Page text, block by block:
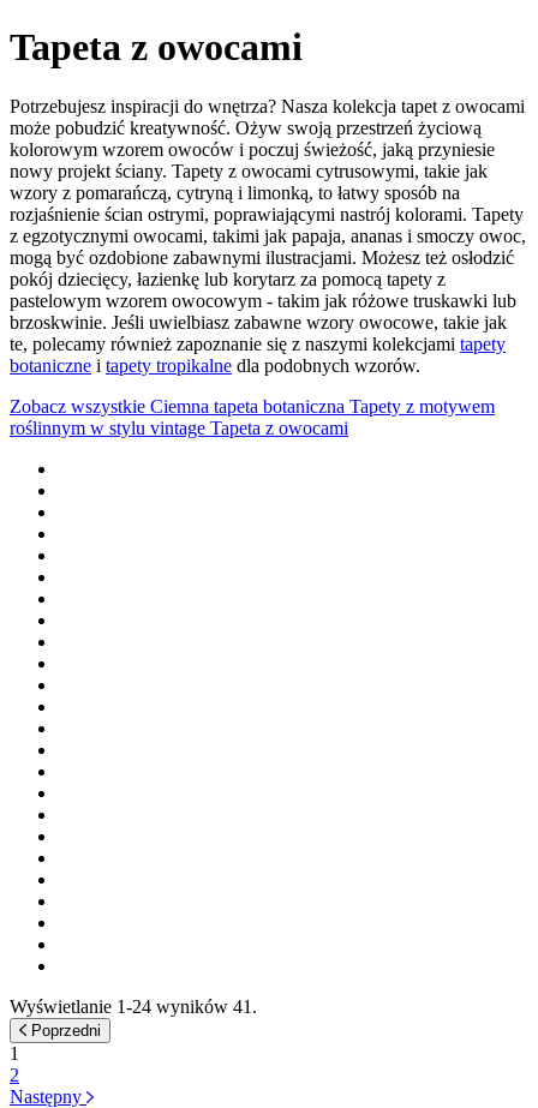
Tapeta z owocami
Potrzebujesz inspiracji do wnętrza? Nasza kolekcja tapet z owocami
może pobudzić kreatywność. Ożyw swoją przestrzeń życiową
kolorowym wzorem owoców i poczuj świeżość, jaką przyniesie
nowy projekt ściany. Tapety z owocami cytrusowymi, takie jak
wzory z pomarańczą, cytryną i limonką, to łatwy sposób na
rozjaśnienie ścian ostrymi, poprawiającymi nastrój kolorami. Tapety
z egzotycznymi owocami, takimi jak papaja, ananas i smoczy owoc,
mogą być ozdobione zabawnymi ilustracjami. Możesz też osłodzić
pokój dziecięcy, łazienkę lub korytarz za pomocą tapety z
pastelowym wzorem owocowym - takim jak różowe truskawki lub
brzoskwinie. Jeśli uwielbiasz zabawne wzory owocowe, takie jak
te, polecamy również zapoznanie się z naszymi kolekcjami tapety
botaniczne i tapety tropikalne dla podobnych wzorów.
Zobacz wszystkie Ciemna tapeta botaniczna Tapety z motywem
roślinnym w stylu vintage Tapeta z owocami
Wyświetlanie 1-24 wyników 41.
Poprzedni
1
2
Następny